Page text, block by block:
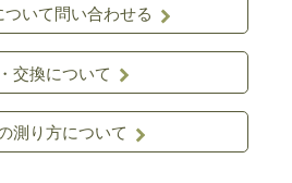
ついて問い合わせる
交換について
測り方について